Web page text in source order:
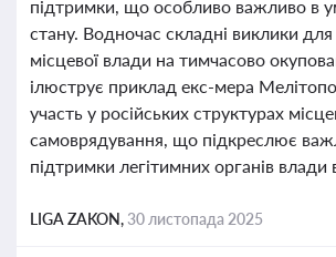
підтримки, що особливо важливо в
стану. Водночас складні виклики для
місцевої влади на тимчасово
ілюструє приклад екс-мера
участь у російських структурах
самоврядування, що підкреслює
підтримки легітимних органів влади
LIGA ZAKON,30 листопада 2025